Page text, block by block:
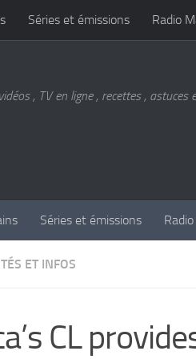
Séries et émissions Radio
, TV en ligne , recettes ,
Séries et émissions
ET INFOS
CL